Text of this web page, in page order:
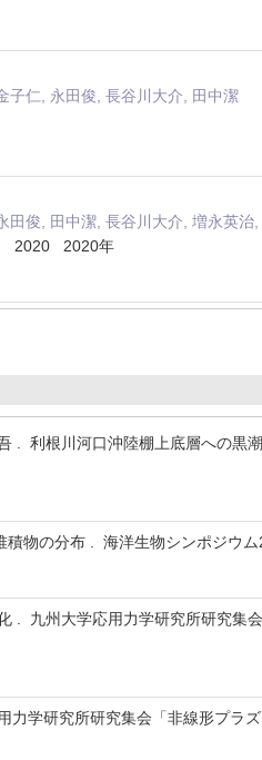
子仁, 永田俊, 長谷川大介, 田中潔
俊, 田中潔, 長谷川大介, 増永英治,
2020 2020年
. 利根川河口沖陸棚上底層への黒
物の分布 . 海洋生物シンポジウ
. 九州大学応用力学研究所研究集
学研究所研究集会「⾮線形プラ